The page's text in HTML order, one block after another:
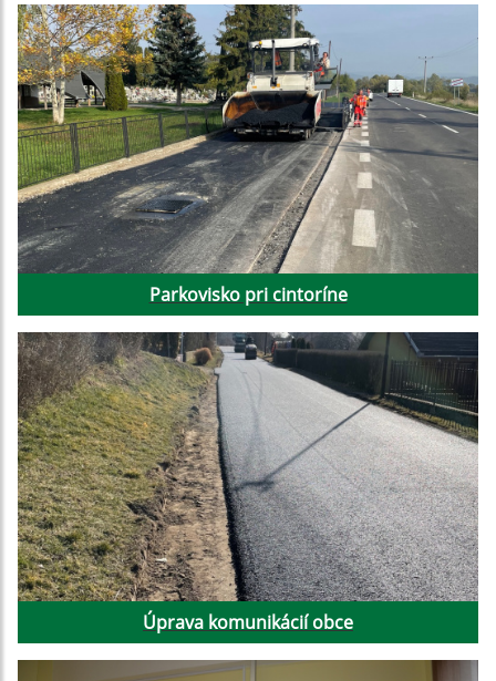
Parkovisko pri cintoríne
Úprava komunikácií obce